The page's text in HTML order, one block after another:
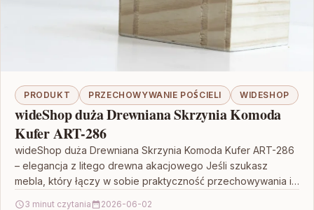
PRODUKT PRZECHOWYWANIE POŚCIELI WIDESHOP
wideShop duża Drewniana Skrzynia Komoda
Kufer ART-286
wideShop duża Drewniana Skrzynia Komoda Kufer ART-286
– elegancja z litego drewna akacjowego Jeśli szukasz
mebla, który łączy w sobie praktyczność przechowywania i
3 minut czytania 2026-06-02